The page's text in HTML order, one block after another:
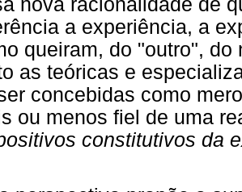
a experiência, a
queiram, do "outro",
as teóricas e
concebidas como
ou menos fiel de uma
constitutivos da